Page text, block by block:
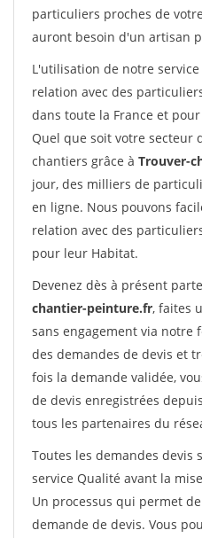
particuliers proches de
auront besoin d'un artisan
L'utilisation de notre
relation avec des
dans toute la France et
Quel que soit votre secteur
chantiers grâce à Trouver-
jour, des milliers de
en ligne. Nous pouvons
relation avec des
pour leur Habitat.
Devenez dès à présent
chantier-peinture.fr, faites
sans engagement via notre
des demandes de devis et
fois la demande validée,
de devis enregistrées
tous les partenaires du
Toutes les demandes devis
service Qualité avant la
Un processus qui permet
demande de devis. Vous